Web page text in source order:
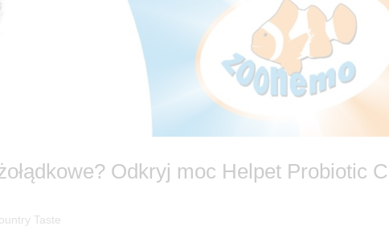
Odkryj moc Helpet Probiotic
Taste